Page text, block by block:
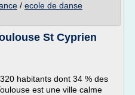
/ ecole de danse
St Cyprien
habitants dont 34 % des
est une ville calme